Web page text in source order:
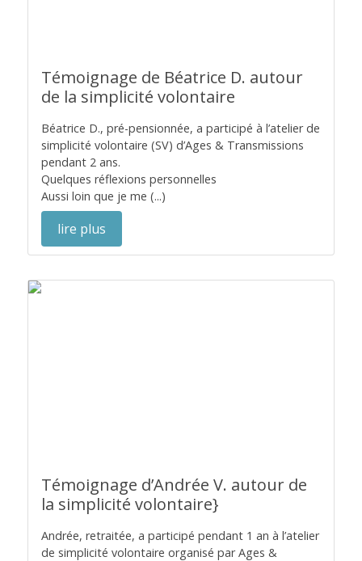
Témoignage de Béatrice D. autour
de la simplicité volontaire
Béatrice D., pré-pensionnée, a participé à l’atelier de
simplicité volontaire (SV) d’Ages & Transmissions
pendant 2 ans.
Quelques réflexions personnelles
Aussi loin que je me (...)
lire plus
Témoignage d’Andrée V. autour de
la simplicité volontaire}
Andrée, retraitée, a participé pendant 1 an à l’atelier
de simplicité volontaire organisé par Ages &